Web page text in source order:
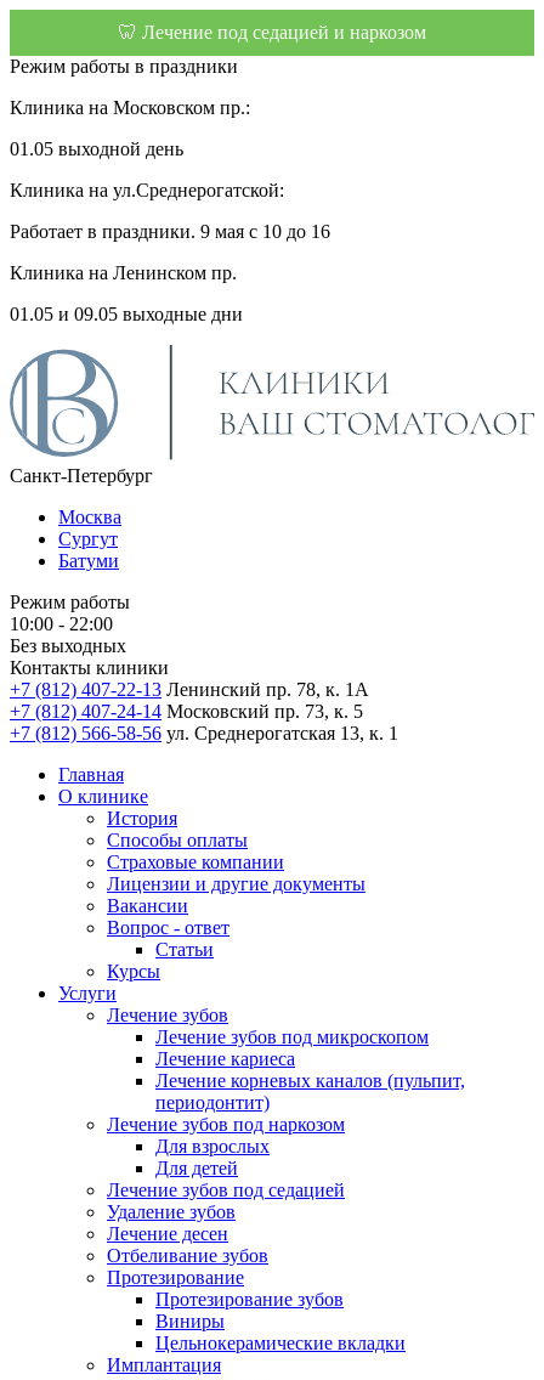
🦷 Лечение под седацией и наркозом
Режим работы в праздники
Клиника на Московском пр.:
01.05 выходной день
Клиника на ул.Среднерогатской:
Работает в праздники. 9 мая с 10 до 16
Клиника на Ленинском пр.
01.05 и 09.05 выходные дни
Санкт-Петербург
Москва
Сургут
Батуми
Режим работы
10:00 - 22:00
Без выходных
Контакты клиники
+7 (812) 407-22-13 Ленинский пр. 78, к. 1А
+7 (812) 407-24-14 Московский пр. 73, к. 5
+7 (812) 566-58-56 ул. Среднерогатская 13, к. 1
Главная
О клинике
История
Способы оплаты
Страховые компании
Лицензии и другие документы
Вакансии
Вопрос - ответ
Статьи
Курсы
Услуги
Лечение зубов
Лечение зубов под микроскопом
Лечение кариеса
Лечение корневых каналов (пульпит,
периодонтит)
Лечение зубов под наркозом
Для взрослых
Для детей
Лечение зубов под седацией
Удаление зубов
Лечение десен
Отбеливание зубов
Протезирование
Протезирование зубов
Виниры
Цельнокерамические вкладки
Имплантация